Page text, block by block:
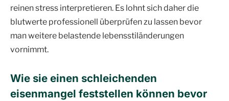
reinen stress interpretieren. Es lohnt sich daher die
blutwerte professionell überprüfen zu lassen bevor
man weitere belastende lebensstiländerungen
vornimmt.
Wie sie einen schleichenden
eisenmangel feststellen können bevor